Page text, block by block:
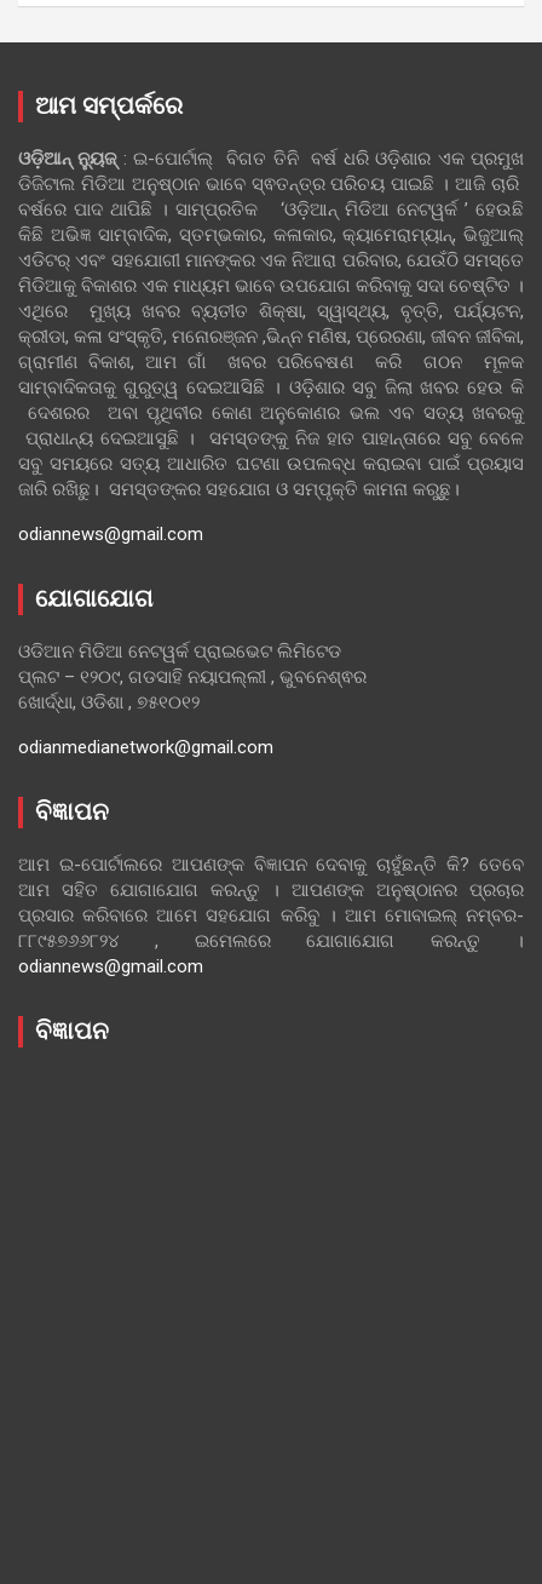
ଆମ ସମ୍ପର୍କରେ
ଓଡ଼ିଆନ୍‍ ନ୍ୟୁଜ୍‍: ଇ-ପୋର୍ଟାଲ୍ ବିଗତ ତିନି ବର୍ଷ ଧରି ଓଡ଼ିଶାର ଏକ ପ୍ରମୁଖ
ଡିଜିଟାଲ ମିଡିଆ ଅନୁଷ୍ଠାନ ଭାବେ ସ୍ଵତନ୍ତ୍ର ପରିଚୟ ପାଇଛି । ଆଜି ଚାରି
ବର୍ଷରେ ପାଦ ଥାପିଛି । ସାମ୍ପ୍ରତିକ ‘ଓଡ଼ିଆନ୍‍ ମିଡିଆ ନେଟୱର୍କ ’ ହେଉଛି
କିଛି ଅଭିଜ୍ଞ ସାମ୍ବାଦିକ, ସ୍ତମ୍ଭକାର, କଳାକାର, କ୍ୟାମେରାମ୍ୟାନ୍, ଭିଜୁଆଲ୍
ଏଡିଟର୍ ଏବଂ ସହଯୋଗୀ ମାନଙ୍କର ଏକ ନିଆରା ପରିବାର, ଯେଉଁଠି ସମସ୍ତେ
ମିଡିଆକୁ ବିକାଶର ଏକ ମାଧ୍ୟମ ଭାବେ ଉପଯୋଗ କରିବାକୁ ସଦା ଚେଷ୍ଟିତ ।
ଏଥିରେ ମୁଖ୍ୟ ଖବର ବ୍ୟତୀତ ଶିକ୍ଷା, ସ୍ୱାସ୍ଥ୍ୟ, ବୃତ୍ତି, ପର୍ଯ୍ୟଟନ,
କ୍ରୀଡା, କଳା ସଂସ୍କୃତି, ମନୋରଞ୍ଜନ ,ଭିନ୍ନ ମଣିଷ, ପ୍ରେରଣା, ଜୀବନ ଜୀବିକା,
ଗ୍ରାମୀଣ ବିକାଶ, ଆମ ଗାଁ ଖବର ପରିବେଷଣ କରି ଗଠନ ମୂଳକ
ସାମ୍ବାଦିକତାକୁ ଗୁରୁତ୍ୱ ଦେଇଆସିଛି । ଓଡ଼ିଶାର ସବୁ ଜିଲା ଖବର ହେଉ କି
ଦେଶରର ଅବା ପୃଥିବୀର କୋଣ ଅନୁକୋଣର ଭଲ ଏବ ସତ୍ୟ ଖବରକୁ
ପ୍ରାଧାନ୍ୟ ଦେଇଆସୁଛି । ସମସ୍ତଙ୍କୁ ନିଜ ହାତ ପାହାନ୍ତାରେ ସବୁ ବେଳେ
ସବୁ ସମୟରେ ସତ୍ୟ ଆଧାରିତ ଘଟଣା ଉପଲବ୍ଧ କରାଇବା ପାଇଁ ପ୍ରୟାସ
ଜାରି ରଖିଛୁ। ସମସ୍ତଙ୍କର ସହଯୋଗ ଓ ସମ୍ପୃକ୍ତି କାମନା କରୁଛୁ।
odiannews@gmail.com
ଯୋଗାଯୋଗ
ଓଡିଆନ ମିଡିଆ ନେଟୱର୍କ ପ୍ରାଇଭେଟ ଲିମିଟେଡ
ପ୍ଲଟ – ୧୨୦୯, ଗଡସାହି ନୟାପଲ୍ଲୀ , ଭୁବନେଶ୍ଵର
ଖୋର୍ଦ୍ଧା, ଓଡିଶା , ୭୫୧୦୧୨
odianmedianetwork@gmail.com
ବିଜ୍ଞାପନ
ଆମ ଇ-ପୋର୍ଟାଲରେ ଆପଣଙ୍କ ବିଜ୍ଞାପନ ଦେବାକୁ ଚାହୁଁଛନ୍ତି କି? ତେବେ
ଆମ ସହିତ ଯୋଗାଯୋଗ କରନ୍ତୁ । ଆପଣଙ୍କ ଅନୁଷ୍ଠାନର ପ୍ରଚାର
ପ୍ରସାର କରିବାରେ ଆମେ ସହଯୋଗ କରିବୁ । ଆମ ମୋବାଇଲ୍ ନମ୍ବର-
୮୮୯୫୭୬୬୮୨୪ , ଇମେଲରେ ଯୋଗାଯୋଗ କରନ୍ତୁ ।
odiannews@gmail.com
ବିଜ୍ଞାପନ